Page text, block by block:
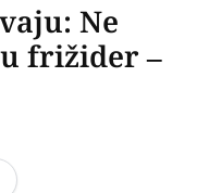
Ne
frižider –